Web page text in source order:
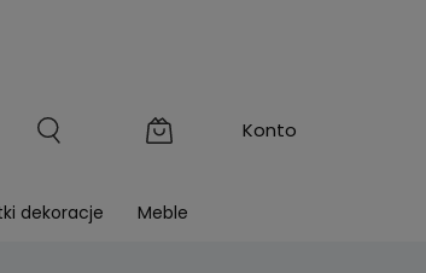
dekoracje Meble